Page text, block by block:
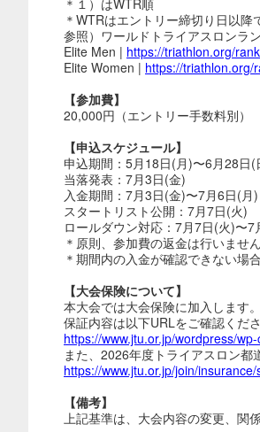
＊１）はWTR順
＊WTRはエントリー締切り日以
参照）ワールドトライアスロンラ
Elite Men | https://triathlon.org/
Elite Women | https://triathlon.org/
【参加費】
20,000円（エントリー手数料別）
【申込スケジュール】
申込期間：5月18日(月)〜6月28日(
当落発表：7月3日(金)
入金期間：7月3日(金)〜7月6日(月)
スタートリスト公開：7月7日(火)
ロールダウン対応：7月7日(火)〜7
＊原則、参加費の返金は行いませ
＊期間内の入金が確認できない場
【大会保険について】
本大会では大会保険に加入します
保証内容は以下URLをご確認くださ
https://www.jtu.or.jp/wordpress/
また、2026年度トライアスロン都
https://www.jtu.or.jp/join/
【備考】
上記基準は、大会内容の変更、関